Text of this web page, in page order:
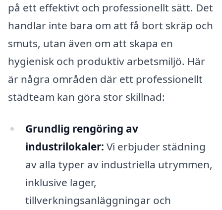
på ett effektivt och professionellt sätt. Det
handlar inte bara om att få bort skräp och
smuts, utan även om att skapa en
hygienisk och produktiv arbetsmiljö. Här
är några områden där ett professionellt
städteam kan göra stor skillnad:
Grundlig rengöring av
industrilokaler: Vi erbjuder städning
av alla typer av industriella utrymmen,
inklusive lager,
tillverkningsanläggningar och